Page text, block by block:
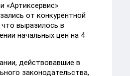
«Артиксервис»
от конкурентной
выразилось в
начальных цен на 4
действовавшие в
законодательства,